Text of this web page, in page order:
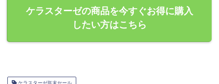
ケラスターゼの商品を今すぐお得に購入
したい方はこちら
ケラスターゼ年末セール